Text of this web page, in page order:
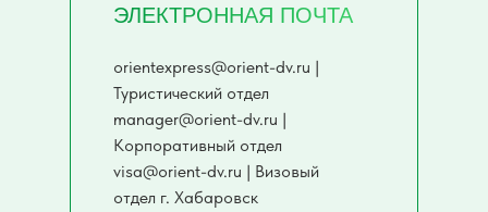
orientexpress@orient-dv.ru |
Туристический отдел
manager@orient-dv.ru |
Корпоративный отдел
visa@orient-dv.ru | Визовый
отдел г. Хабаровск
ЭЛЕКТРОННАЯ ПОЧТА